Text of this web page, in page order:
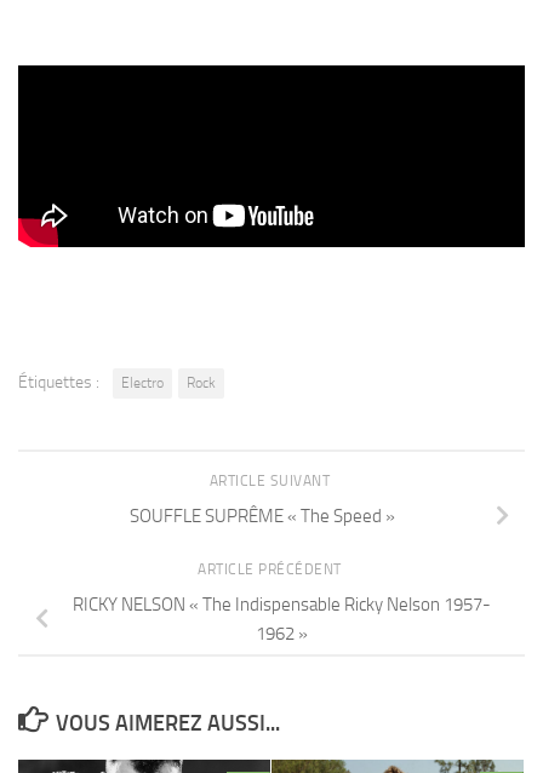
Étiquettes : Electro Rock
ARTICLE SUIVANT
SOUFFLE SUPRÊME « The Speed »
ARTICLE PRÉCÉDENT
RICKY NELSON « The Indispensable Ricky Nelson 1957-
1962 »
VOUS AIMEREZ AUSSI...